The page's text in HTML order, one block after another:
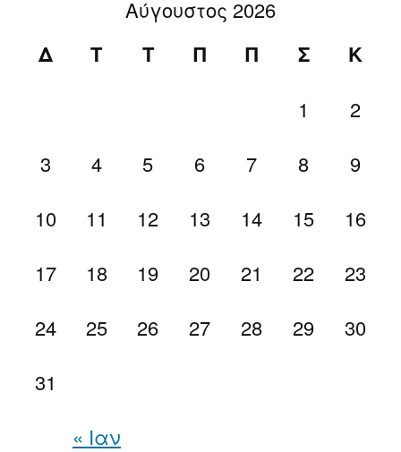
Αύγουστος 2026
Δ Τ Τ Π Π Σ Κ
« Ιαν
1
2
3
4 5 6 7 8
9
10
11 12 13 14 15
16
17
18 19 20 21 22
23
24
25 26 27 28 29
30
31